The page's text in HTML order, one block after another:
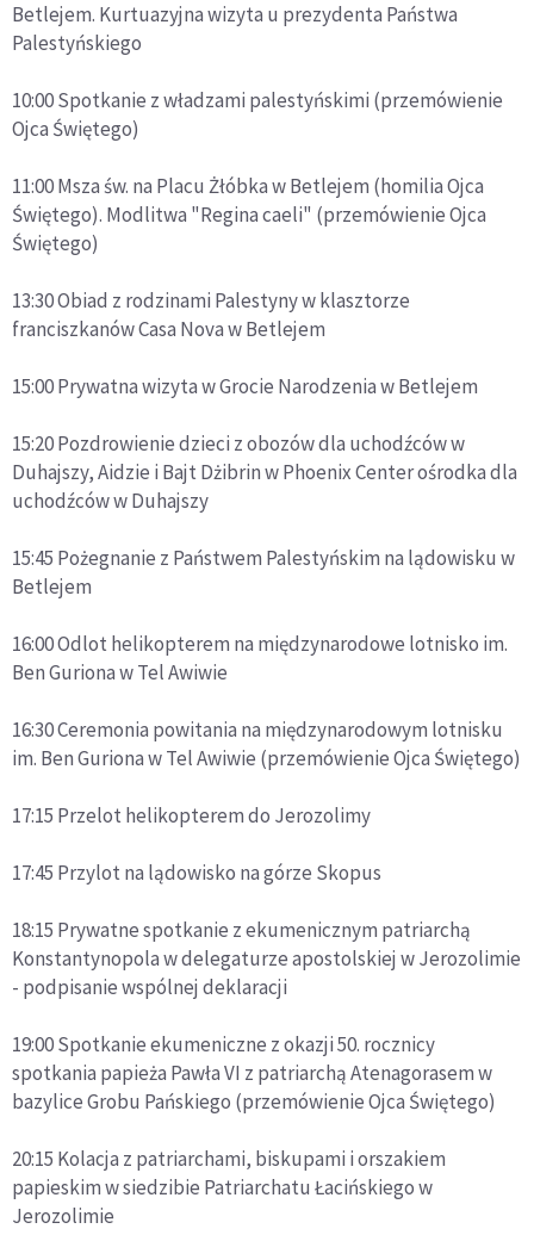
Betlejem. Kurtuazyjna wizyta u prezydenta Państwa
Palestyńskiego
10:00 Spotkanie z władzami palestyńskimi (przemówienie
Ojca Świętego)
11:00 Msza św. na Placu Żłóbka w Betlejem (homilia Ojca
Świętego). Modlitwa "Regina caeli" (przemówienie Ojca
Świętego)
13:30 Obiad z rodzinami Palestyny w klasztorze
franciszkanów Casa Nova w Betlejem
15:00 Prywatna wizyta w Grocie Narodzenia w Betlejem
15:20 Pozdrowienie dzieci z obozów dla uchodźców w
Duhajszy, Aidzie i Bajt Dżibrin w Phoenix Center ośrodka dla
uchodźców w Duhajszy
15:45 Pożegnanie z Państwem Palestyńskim na lądowisku w
Betlejem
16:00 Odlot helikopterem na międzynarodowe lotnisko im.
Ben Guriona w Tel Awiwie
16:30 Ceremonia powitania na międzynarodowym lotnisku
im. Ben Guriona w Tel Awiwie (przemówienie Ojca Świętego)
17:15 Przelot helikopterem do Jerozolimy
17:45 Przylot na lądowisko na górze Skopus
18:15 Prywatne spotkanie z ekumenicznym patriarchą
Konstantynopola w delegaturze apostolskiej w Jerozolimie
- podpisanie wspólnej deklaracji
19:00 Spotkanie ekumeniczne z okazji 50. rocznicy
spotkania papieża Pawła VI z patriarchą Atenagorasem w
bazylice Grobu Pańskiego (przemówienie Ojca Świętego)
20:15 Kolacja z patriarchami, biskupami i orszakiem
papieskim w siedzibie Patriarchatu Łacińskiego w
Jerozolimie